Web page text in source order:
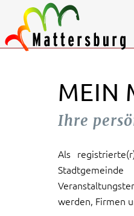
MEIN
Ihre
Als
werden, Firmen